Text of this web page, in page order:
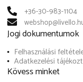
+36-30-983-1104
Jogi dokumentumok
Felhasználási
Adatkezelési
Kövess minket